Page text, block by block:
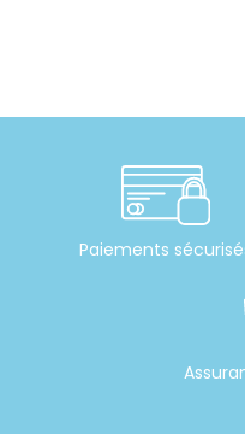
Paiements